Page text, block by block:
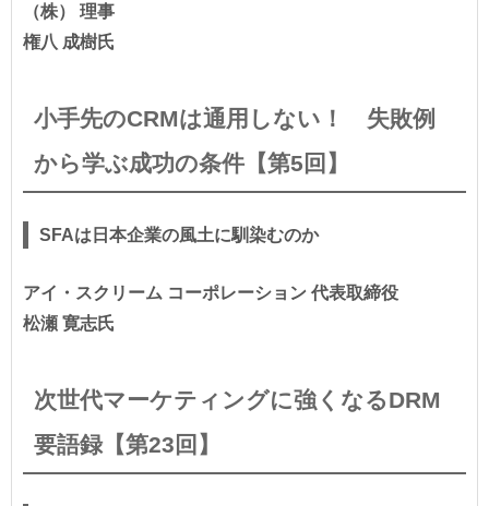
（株） 理事
権八 成樹氏
小手先のCRMは通用しない！ 失敗例
から学ぶ成功の条件【第5回】
SFAは日本企業の風土に馴染むのか
アイ・スクリーム コーポレーション 代表取締役
松瀬 寛志氏
次世代マーケティングに強くなるDRM
要語録【第23回】